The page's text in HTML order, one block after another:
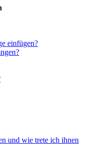
einfügen?
und wie trete ich ihnen